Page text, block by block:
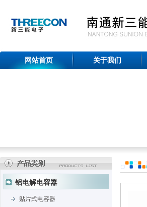
网站首页 关于我们
铝电解电容器
贴片式电容器